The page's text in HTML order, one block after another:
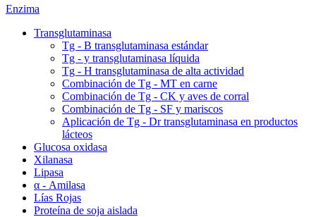
Enzima
Transglutaminasa
Tg - B transglutaminasa estándar
Tg - y transglutaminasa líquida
Tg - H transglutaminasa de alta actividad
Combinación de Tg - MT en carne
Combinación de Tg - CK y aves de corral
Combinación de Tg - SF y mariscos
Aplicación de Tg - Dr transglutaminasa en productos
lácteos
Glucosa oxidasa
Xilanasa
Lipasa
α - Amilasa
Lías Rojas
Proteína de soja aislada